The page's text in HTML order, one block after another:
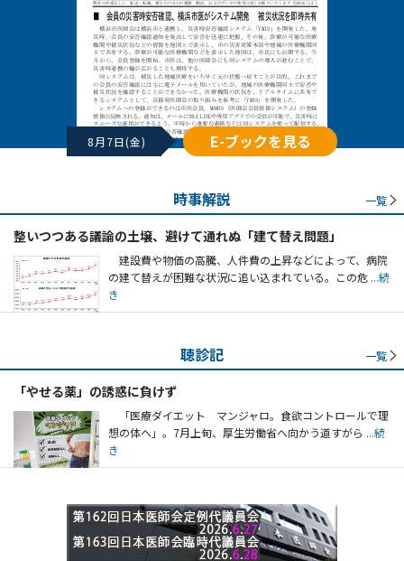
8月7日(金) E-ブックを見る
時事解説 一覧
整いつつある議論の土壌、避けて通れぬ「建て替え問題」
建設費や物価の高騰、人件費の上昇などによって、病院
の建て替えが困難な状況に追い込まれている。この危 ...続
き
聴診記 一覧
「やせる薬」の誘惑に負けず
「医療ダイエット マンジャロ。食欲コントロールで理
想の体へ」。7月上旬、厚生労働省へ向かう道すがら ...続
き